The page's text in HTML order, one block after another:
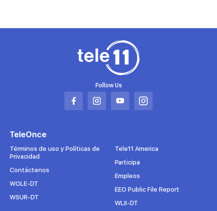
Follow Us
Abrir
pestaña
Abrir
pestaña
Abrir
pestaña
Abrir
pestaña
TeleOnce
Términos de uso y Políticas de
Privacidad
Contáctenos
WOLE-DT
WSUR-DT
Tele11 America
Participa
Empleos
EEO Public File Report
WLII-DT